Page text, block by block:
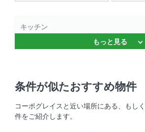
キッチン
システムキッチン 、 IHクッキングヒー
オートロック 、 ＴＶモニタ付きインタ
室内設備
もっと見る
条件が似たおすすめ物件
コーポグレイスと近い場所にある、もし
件をご紹介します。